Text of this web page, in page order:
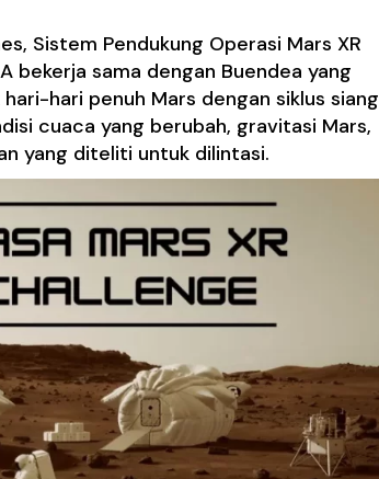
Sistem Pendukung Operasi Mars XR
bekerja sama dengan Buendea yang
hari penuh Mars dengan siklus siang
cuaca yang berubah, gravitasi Mars,
yang diteliti untuk dilintasi.